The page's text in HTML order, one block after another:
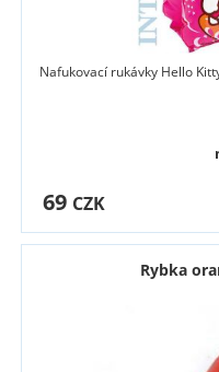
Nafukovací rukávky Hello
69 CZK
Rybka